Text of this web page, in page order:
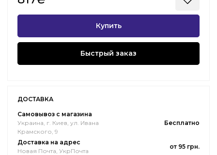
Купить
Быстрый заказ
ДОСТАВКА
Самовывоз с магазина
Украина, г. Киев, ул. Ивана
Крамского, 9
Бесплатно
Доставка на адрес
Новая Почта, УкрПочта
от 95 грн.